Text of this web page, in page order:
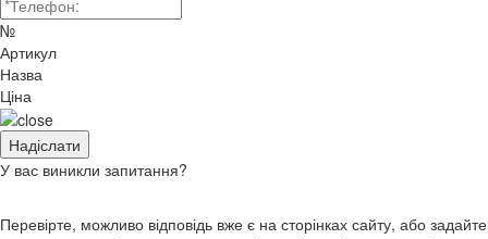
№
Артикул
Назва
Ціна
У вас виникли запитання?
Перевірте, можливо відповідь вже є на сторінках сайту, або задайте